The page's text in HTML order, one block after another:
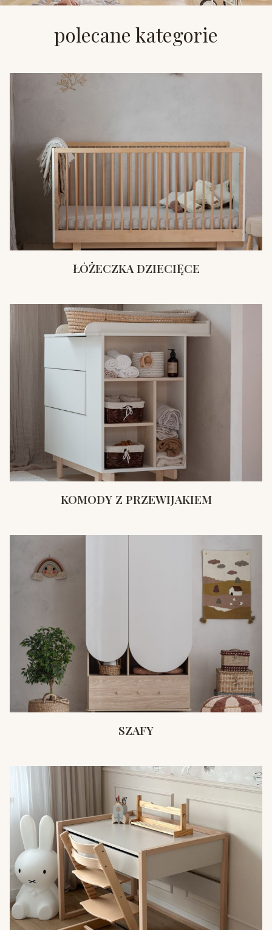
polecane kategorie
ŁÓŻECZKA DZIECIĘCE
KOMODY Z PRZEWIJAKIEM
SZAFY